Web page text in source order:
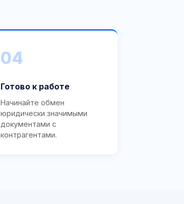
04
Готово к работе
Начинайте обмен
юридически значимыми
документами с
контрагентами.